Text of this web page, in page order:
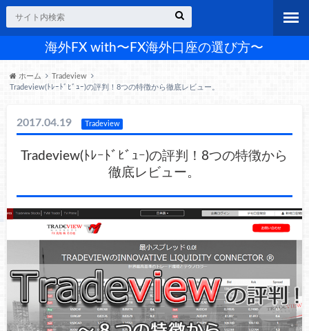
海外FX with〜FX海外口座の選び方〜
ホーム
Tradeview
Tradeview(ﾄﾚｰﾄﾞﾋﾞｭｰ)の評判！8つの特徴から徹底レビュー。
2017.04.19 Tradeview
Tradeview(ﾄﾚｰﾄﾞﾋﾞｭｰ)の評判！8つの特徴から
徹底レビュー。